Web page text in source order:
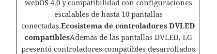
webOS 4.0 y compatibilidad con configuraciones
escalables de hasta 10 pantallas
conectadas.Ecosistema de controladores DVLED
compatiblesAdemás de las pantallas DVLED, LG
presentó controladores compatibles desarrollados